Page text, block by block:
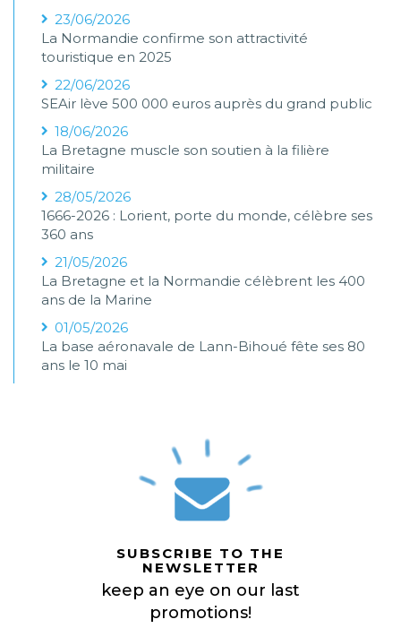
23/06/2026
La Normandie confirme son attractivité
touristique en 2025
22/06/2026
SEAir lève 500 000 euros auprès du grand public
18/06/2026
La Bretagne muscle son soutien à la filière
militaire
28/05/2026
1666-2026 : Lorient, porte du monde, célèbre ses
360 ans
21/05/2026
La Bretagne et la Normandie célèbrent les 400
ans de la Marine
01/05/2026
La base aéronavale de Lann-Bihoué fête ses 80
ans le 10 mai
SUBSCRIBE TO THE
NEWSLETTER
keep an eye on our last
promotions!